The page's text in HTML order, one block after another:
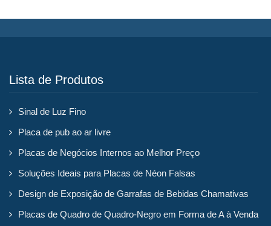
Lista de Produtos
Sinal de Luz Fino
Placa de pub ao ar livre
Placas de Negócios Internos ao Melhor Preço
Soluções Ideais para Placas de Néon Falsas
Design de Exposição de Garrafas de Bebidas Chamativas
Placas de Quadro de Quadro-Negro em Forma de A à Venda